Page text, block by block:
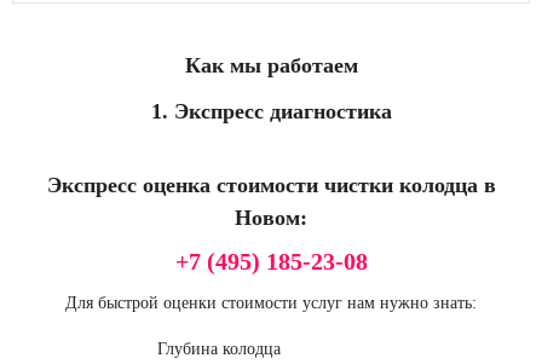
Как мы работаем
1. Экспресс диагностика
Экспресс оценка стоимости чистки колодца в
Новом:
+7 (495) 185-23-08
Для быстрой оценки стоимости услуг нам нужно знать:
Глубина колодца